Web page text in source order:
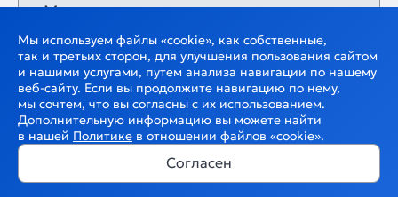
В корзину
Мои закладки
Мы используем файлы «cookie», как собственные,
так и третьих сторон, для улучшения пользования сайтом
и нашими услугами, путем анализа навигации по нашему
веб-сайту. Если вы продолжите навигацию по нему,
мы сочтем, что вы согласны с их использованием.
Дополнительную информацию вы можете найти
в нашей Политике в отношении файлов «cookie».
Согласен